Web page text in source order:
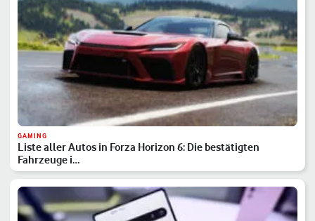
GAMING
Liste aller Autos in Forza Horizon 6: Die bestätigten
Fahrzeuge i…